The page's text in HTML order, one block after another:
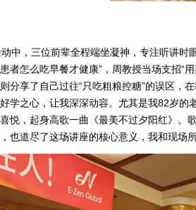
，三位前辈全程端坐凝神，专注听讲时
者怎么吃早餐才健康”，周教授当场支招“
分享了自己过往“只吃粗粮控糖”的误区，
学之心，让我深深动容。尤其是我82岁的
悦，起身高歌一曲《最美不过夕阳红》。
也道尽了这场讲座的核心意义，我和现场